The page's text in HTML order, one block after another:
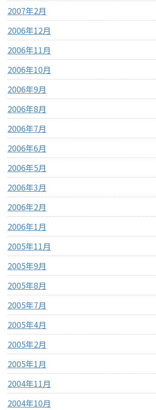
2007年2月
2006年12月
2006年11月
2006年10月
2006年9月
2006年8月
2006年7月
2006年6月
2006年5月
2006年3月
2006年2月
2006年1月
2005年11月
2005年9月
2005年8月
2005年7月
2005年4月
2005年2月
2005年1月
2004年11月
2004年10月